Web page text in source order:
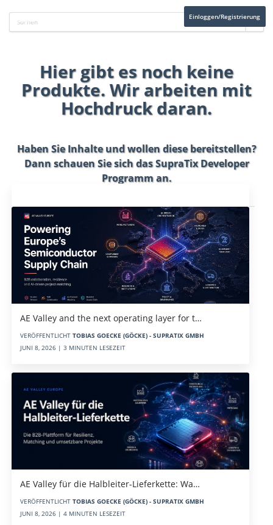
Einloggen/Registrierung
Hier gibt es noch keine
Produkte. Wir arbeiten mit
Hochdruck daran.
Haben Sie Inhalte und wollen diese bereitstellen?
Dann schauen Sie sich dasSupraTix Developer
Programman.
AE Valley and the next operating layer for t…
VERÖFFENTLICHT TOBIAS GOECKE (GÖCKE) - SUPRATIX GMBH
JUNI 8, 2026 | 3 MINUTEN LESEZEIT
AE Valley für die Halbleiter-Lieferkette: Wa…
VERÖFFENTLICHT TOBIAS GOECKE (GÖCKE) - SUPRATIX GMBH
JUNI 8, 2026 | 4 MINUTEN LESEZEIT